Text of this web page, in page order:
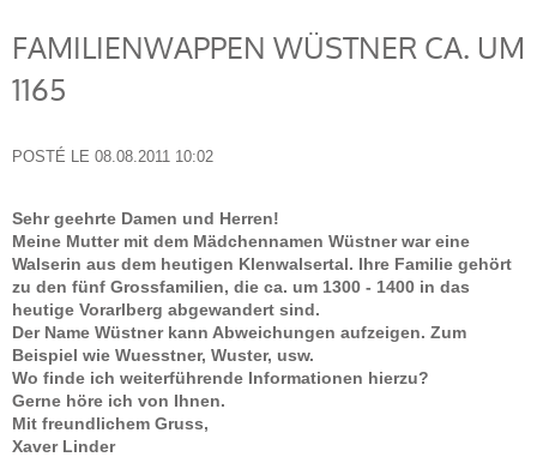
FAMILIENWAPPEN WÜSTNER CA. UM
1165
POSTÉ LE 08.08.2011 10:02
Sehr geehrte Damen und Herren!
Meine Mutter mit dem Mädchennamen Wüstner war eine
Walserin aus dem heutigen Klenwalsertal. Ihre Familie gehört
zu den fünf Grossfamilien, die ca. um 1300 - 1400 in das
heutige Vorarlberg abgewandert sind.
Der Name Wüstner kann Abweichungen aufzeigen. Zum
Beispiel wie Wuesstner, Wuster, usw.
Wo finde ich weiterführende Informationen hierzu?
Gerne höre ich von Ihnen.
Mit freundlichem Gruss,
Xaver Linder